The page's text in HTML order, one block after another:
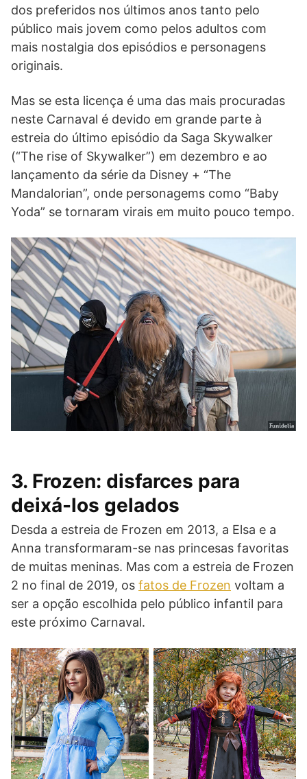
dos preferidos nos últimos anos tanto pelo
público mais jovem como pelos adultos com
mais nostalgia dos episódios e personagens
originais.
Mas se esta licença é uma das mais procuradas
neste Carnaval é devido em grande parte à
estreia do último episódio da Saga Skywalker
(“The rise of Skywalker”) em dezembro e ao
lançamento da série da Disney + “The
Mandalorian”, onde personagems como “Baby
Yoda” se tornaram virais em muito pouco tempo.
3. Frozen: disfarces para
deixá-los gelados
Desda a estreia de Frozen em 2013, a Elsa e a
Anna transformaram-se nas princesas favoritas
de muitas meninas. Mas com a estreia de Frozen
2 no final de 2019, os fatos de Frozen voltam a
ser a opção escolhida pelo público infantil para
este próximo Carnaval.